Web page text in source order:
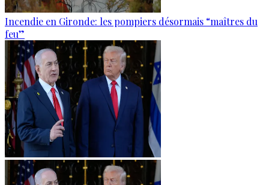
Incendie en Gironde: les pompiers désormais “maîtres du
feu”